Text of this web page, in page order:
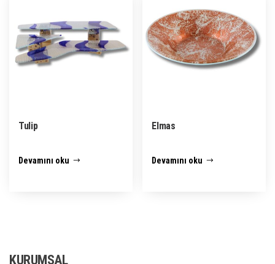
Tulip
Devamını oku
Elmas
Devamını oku
KURUMSAL